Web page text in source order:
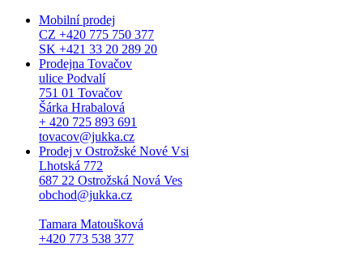
Mobilní prodej
CZ +420 775 750 377
SK +421 33 20 289 20
Prodejna Tovačov
ulice Podvalí
751 01 Tovačov
Šárka Hrabalová
+ 420 725 893 691
tovacov@jukka.cz
Prodej v Ostrožské Nové Vsi
Lhotská 772
687 22 Ostrožská Nová Ves
obchod@jukka.cz
Tamara Matoušková
+420 773 538 377